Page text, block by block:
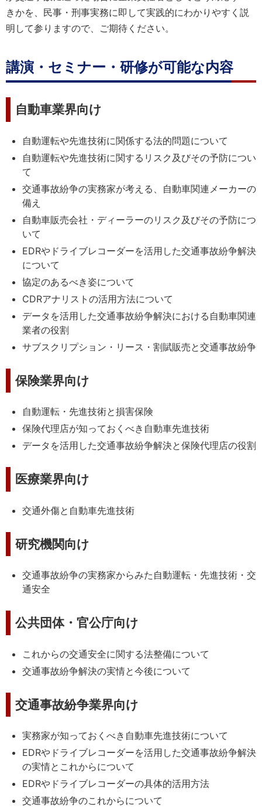
きかを、民事・刑事実務に即して実践的にわかりやすく説
明して参りますので、ご期待ください。
講演・セミナー・研修が可能な内容
自動車業界向け
自動運転や先進技術に関係する法的問題について
自動運転や先進技術に関するリスク及びその予防につい
て
交通事故紛争の実務家が考える、自動車関連メーカーの
備え
自動車販売会社・ディーラーのリスク及びその予防につ
いて
EDRやドライブレコーダーを活用した交通事故紛争解決
について
協定のあるべき姿について
CDRアナリストの活用方法について
データを活用した交通事故紛争解決における自動車関連
業者の役割
サブスクリプション・リース・割賦販売と交通事故紛争
保険業界向け
自動運転・先進技術と損害保険
保険代理店が知っておくべき自動車先進技術
データを活用した交通事故紛争解決と保険代理店の役割
医療業界向け
交通外傷と自動車先進技術
研究機関向け
交通事故紛争の実務家からみた自動運転・先進技術・交
通安全
公共団体・官公庁向け
これからの交通安全に関する法整備について
交通事故紛争解決の実情と今後について
交通事故紛争業界向け
実務家が知っておくべき自動車先進技術について
EDRやドライブレコーダーを活用した交通事故紛争解決
の実情とこれからについて
EDRやドライブレコーダーの具体的活用方法
交通事故紛争のこれからについて